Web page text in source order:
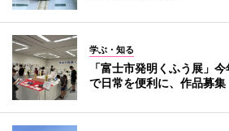
学ぶ・知る
「富士市発明くふう展」
で日常を便利に、作品募集